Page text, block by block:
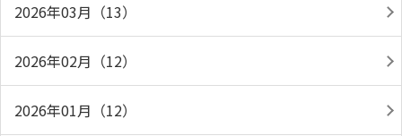
2026年03月（13）
2026年02月（12）
2026年01月（12）